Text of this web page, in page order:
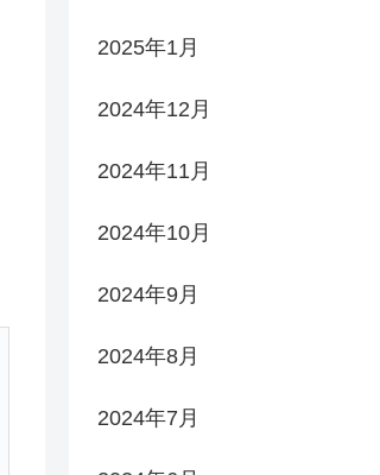
2025年1月
2024年12月
2024年11月
2024年10月
2024年9月
2024年8月
2024年7月